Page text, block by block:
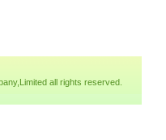
all rights reserved.